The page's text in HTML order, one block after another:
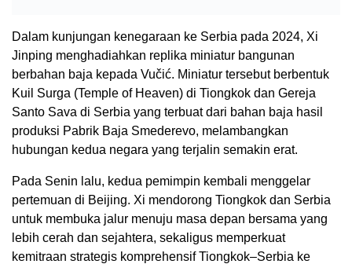
Dalam kunjungan kenegaraan ke Serbia pada 2024, Xi
Jinping menghadiahkan replika miniatur bangunan
berbahan baja kepada Vučić. Miniatur tersebut berbentuk
Kuil Surga (Temple of Heaven) di Tiongkok dan Gereja
Santo Sava di Serbia yang terbuat dari bahan baja hasil
produksi Pabrik Baja Smederevo, melambangkan
hubungan kedua negara yang terjalin semakin erat.
Pada Senin lalu, kedua pemimpin kembali menggelar
pertemuan di Beijing. Xi mendorong Tiongkok dan Serbia
untuk membuka jalur menuju masa depan bersama yang
lebih cerah dan sejahtera, sekaligus memperkuat
kemitraan strategis komprehensif Tiongkok–Serbia ke